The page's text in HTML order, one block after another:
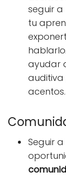
seguir
tu
ayudar
acentos.
Seguir